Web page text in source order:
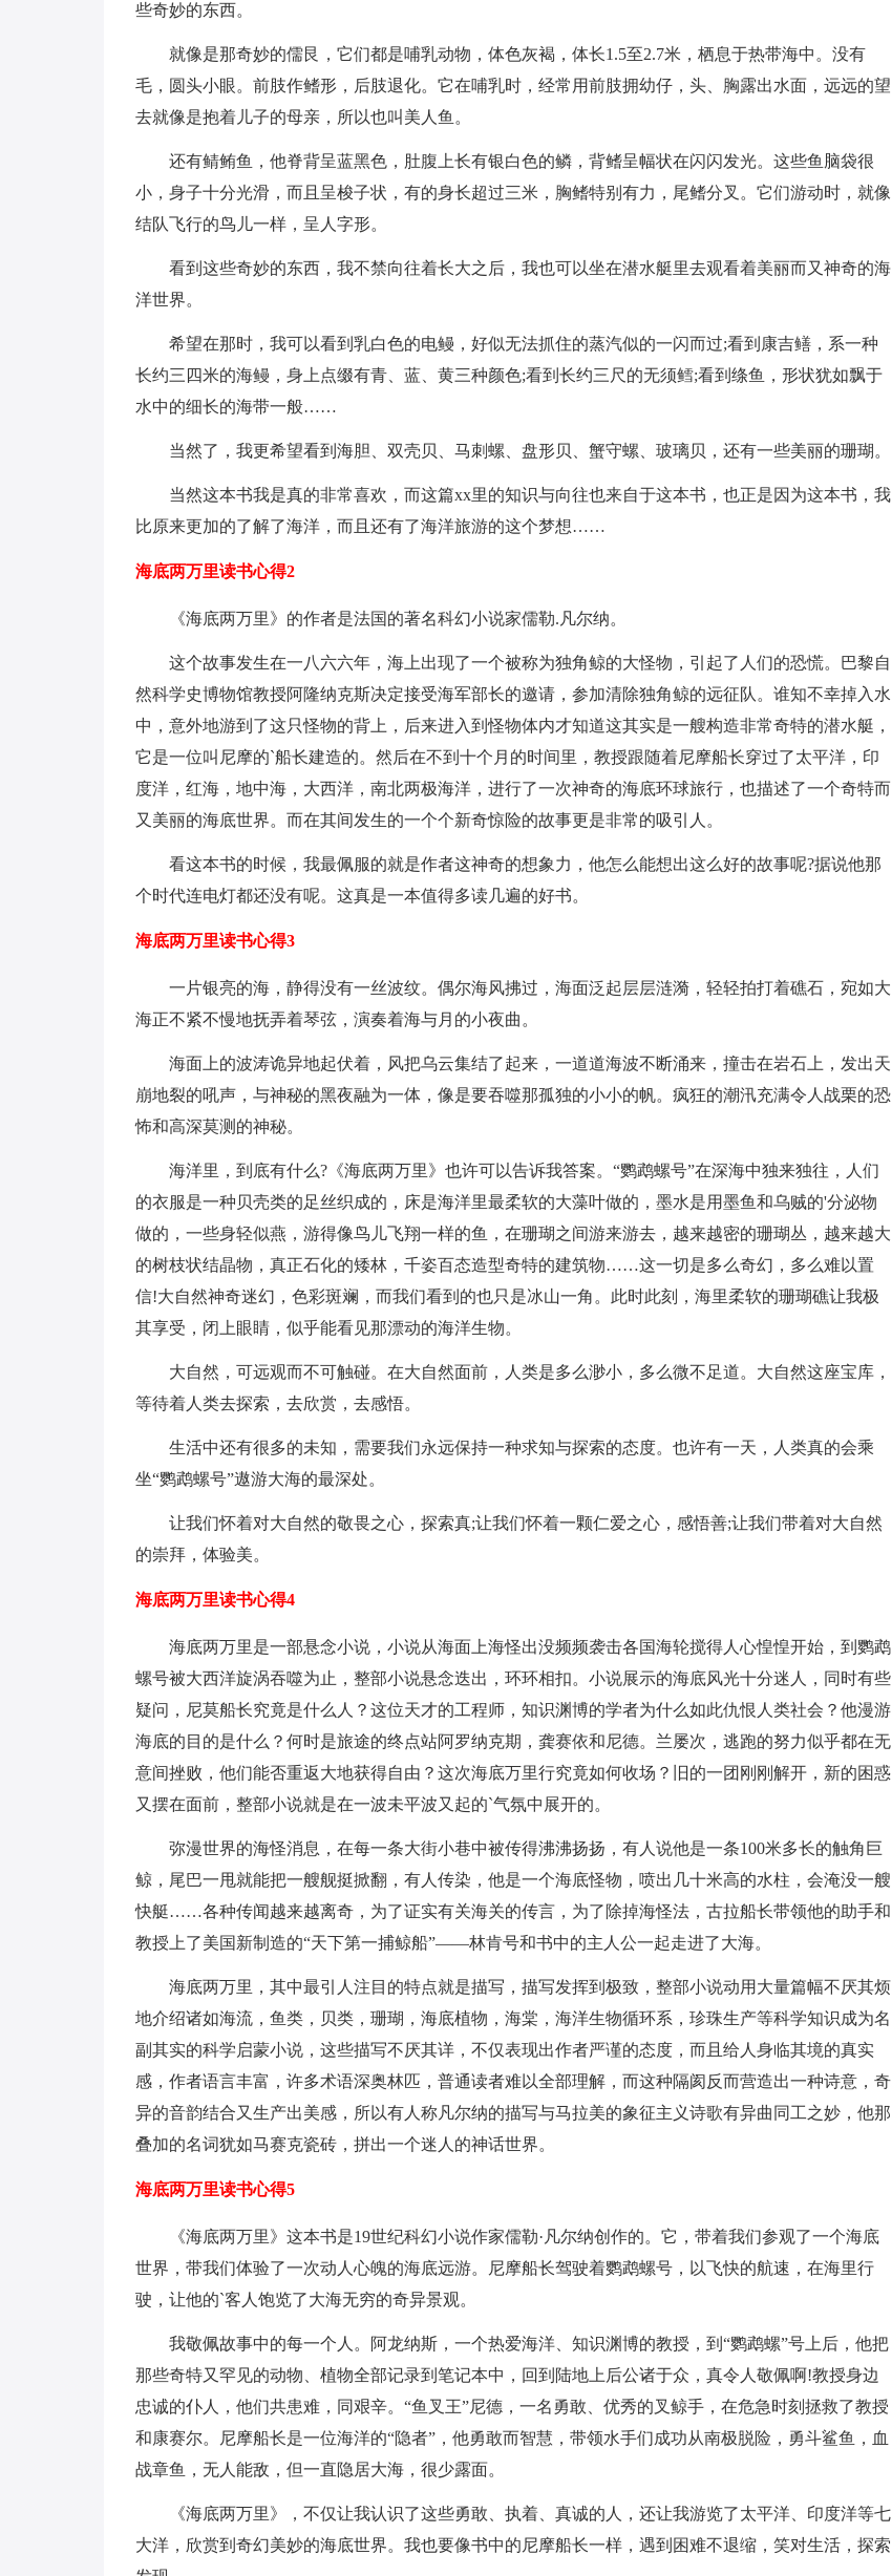
些奇妙的东西。
就像是那奇妙的儒艮，它们都是哺乳动物，体色灰褐，体长1.5至2.7米，栖息于热带海中。没有
毛，圆头小眼。前肢作鳍形，后肢退化。它在哺乳时，经常用前肢拥幼仔，头、胸露出水面，远远的望
去就像是抱着儿子的母亲，所以也叫美人鱼。
还有鲭鲔鱼，他脊背呈蓝黑色，肚腹上长有银白色的鳞，背鳍呈幅状在闪闪发光。这些鱼脑袋很
小，身子十分光滑，而且呈梭子状，有的身长超过三米，胸鳍特别有力，尾鳍分叉。它们游动时，就像
结队飞行的鸟儿一样，呈人字形。
看到这些奇妙的东西，我不禁向往着长大之后，我也可以坐在潜水艇里去观看着美丽而又神奇的海
洋世界。
希望在那时，我可以看到乳白色的电鳗，好似无法抓住的蒸汽似的一闪而过;看到康吉鳝，系一种
长约三四米的海鳗，身上点缀有青、蓝、黄三种颜色;看到长约三尺的无须鳕;看到绦鱼，形状犹如飘于
水中的细长的海带一般……
当然了，我更希望看到海胆、双壳贝、马刺螺、盘形贝、蟹守螺、玻璃贝，还有一些美丽的珊瑚。
当然这本书我是真的非常喜欢，而这篇xx里的知识与向往也来自于这本书，也正是因为这本书，我
比原来更加的了解了海洋，而且还有了海洋旅游的这个梦想……
海底两万里读书心得2
《海底两万里》的作者是法国的著名科幻小说家儒勒.凡尔纳。
这个故事发生在一八六六年，海上出现了一个被称为独角鲸的大怪物，引起了人们的恐慌。巴黎自
然科学史博物馆教授阿隆纳克斯决定接受海军部长的邀请，参加清除独角鲸的远征队。谁知不幸掉入水
中，意外地游到了这只怪物的背上，后来进入到怪物体内才知道这其实是一艘构造非常奇特的潜水艇，
它是一位叫尼摩的`船长建造的。然后在不到十个月的时间里，教授跟随着尼摩船长穿过了太平洋，印
度洋，红海，地中海，大西洋，南北两极海洋，进行了一次神奇的海底环球旅行，也描述了一个奇特而
又美丽的海底世界。而在其间发生的一个个新奇惊险的故事更是非常的吸引人。
看这本书的时候，我最佩服的就是作者这神奇的想象力，他怎么能想出这么好的故事呢?据说他那
个时代连电灯都还没有呢。这真是一本值得多读几遍的好书。
海底两万里读书心得3
一片银亮的海，静得没有一丝波纹。偶尔海风拂过，海面泛起层层涟漪，轻轻拍打着礁石，宛如大
海正不紧不慢地抚弄着琴弦，演奏着海与月的小夜曲。
海面上的波涛诡异地起伏着，风把乌云集结了起来，一道道海波不断涌来，撞击在岩石上，发出天
崩地裂的吼声，与神秘的黑夜融为一体，像是要吞噬那孤独的小小的帆。疯狂的潮汛充满令人战栗的恐
怖和高深莫测的神秘。
海洋里，到底有什么?《海底两万里》也许可以告诉我答案。“鹦鹉螺号”在深海中独来独往，人们
的衣服是一种贝壳类的足丝织成的，床是海洋里最柔软的大藻叶做的，墨水是用墨鱼和乌贼的'分泌物
做的，一些身轻似燕，游得像鸟儿飞翔一样的鱼，在珊瑚之间游来游去，越来越密的珊瑚丛，越来越大
的树枝状结晶物，真正石化的矮林，千姿百态造型奇特的建筑物……这一切是多么奇幻，多么难以置
信!大自然神奇迷幻，色彩斑斓，而我们看到的也只是冰山一角。此时此刻，海里柔软的珊瑚礁让我极
其享受，闭上眼睛，似乎能看见那漂动的海洋生物。
大自然，可远观而不可触碰。在大自然面前，人类是多么渺小，多么微不足道。大自然这座宝库，
等待着人类去探索，去欣赏，去感悟。
生活中还有很多的未知，需要我们永远保持一种求知与探索的态度。也许有一天，人类真的会乘
坐“鹦鹉螺号”遨游大海的最深处。
让我们怀着对大自然的敬畏之心，探索真;让我们怀着一颗仁爱之心，感悟善;让我们带着对大自然
的崇拜，体验美。
海底两万里读书心得4
海底两万里是一部悬念小说，小说从海面上海怪出没频频袭击各国海轮搅得人心惶惶开始，到鹦鹉
螺号被大西洋旋涡吞噬为止，整部小说悬念迭出，环环相扣。小说展示的海底风光十分迷人，同时有些
疑问，尼莫船长究竟是什么人？这位天才的工程师，知识渊博的学者为什么如此仇恨人类社会？他漫游
海底的目的是什么？何时是旅途的终点站阿罗纳克期，龚赛依和尼德。兰屡次，逃跑的努力似乎都在无
意间挫败，他们能否重返大地获得自由？这次海底万里行究竟如何收场？旧的一团刚刚解开，新的困惑
又摆在面前，整部小说就是在一波未平波又起的`气氛中展开的。
弥漫世界的海怪消息，在每一条大街小巷中被传得沸沸扬扬，有人说他是一条100米多长的触角巨
鲸，尾巴一甩就能把一艘舰挺掀翻，有人传染，他是一个海底怪物，喷出几十米高的水柱，会淹没一艘
快艇……各种传闻越来越离奇，为了证实有关海关的传言，为了除掉海怪法，古拉船长带领他的助手和
教授上了美国新制造的“天下第一捕鲸船”——林肯号和书中的主人公一起走进了大海。
海底两万里，其中最引人注目的特点就是描写，描写发挥到极致，整部小说动用大量篇幅不厌其烦
地介绍诸如海流，鱼类，贝类，珊瑚，海底植物，海棠，海洋生物循环系，珍珠生产等科学知识成为名
副其实的科学启蒙小说，这些描写不厌其详，不仅表现出作者严谨的态度，而且给人身临其境的真实
感，作者语言丰富，许多术语深奥林匹，普通读者难以全部理解，而这种隔阂反而营造出一种诗意，奇
异的音韵结合又生产出美感，所以有人称凡尔纳的描写与马拉美的象征主义诗歌有异曲同工之妙，他那
叠加的名词犹如马赛克瓷砖，拼出一个迷人的神话世界。
海底两万里读书心得5
《海底两万里》这本书是19世纪科幻小说作家儒勒·凡尔纳创作的。它，带着我们参观了一个海底
世界，带我们体验了一次动人心魄的海底远游。尼摩船长驾驶着鹦鹉螺号，以飞快的航速，在海里行
驶，让他的`客人饱览了大海无穷的奇异景观。
我敬佩故事中的每一个人。阿龙纳斯，一个热爱海洋、知识渊博的教授，到“鹦鹉螺”号上后，他把
那些奇特又罕见的动物、植物全部记录到笔记本中，回到陆地上后公诸于众，真令人敬佩啊!教授身边
忠诚的仆人，他们共患难，同艰辛。“鱼叉王”尼德，一名勇敢、优秀的叉鲸手，在危急时刻拯救了教授
和康赛尔。尼摩船长是一位海洋的“隐者”，他勇敢而智慧，带领水手们成功从南极脱险，勇斗鲨鱼，血
战章鱼，无人能敌，但一直隐居大海，很少露面。
《海底两万里》，不仅让我认识了这些勇敢、执着、真诚的人，还让我游览了太平洋、印度洋等七
大洋，欣赏到奇幻美妙的海底世界。我也要像书中的尼摩船长一样，遇到困难不退缩，笑对生活，探索